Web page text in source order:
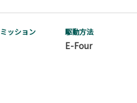
ミッション 駆動方法
E-Four